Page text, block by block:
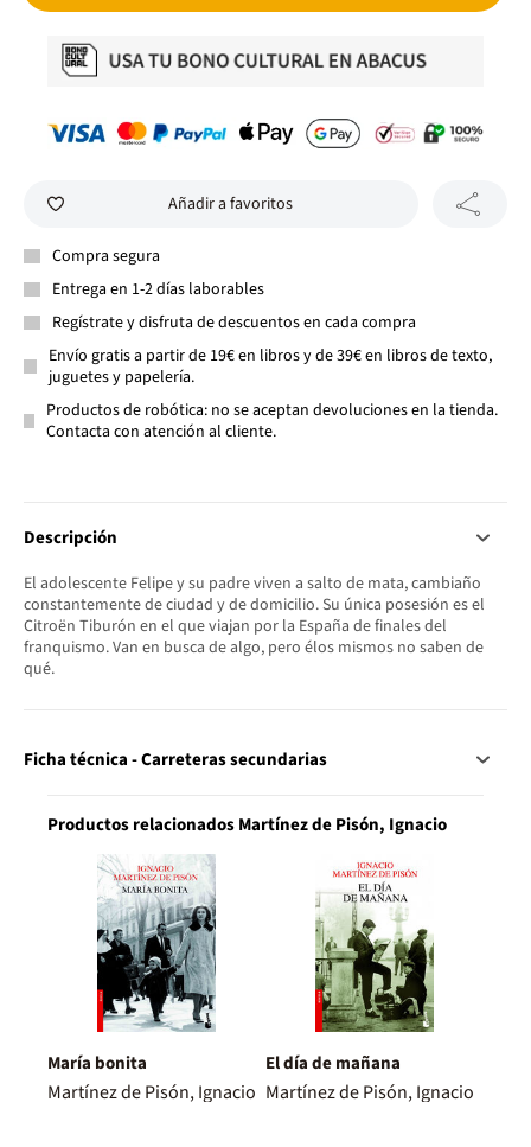
Añadir a favoritos
Compra segura
Entrega en 1-2 días laborables
Regístrate y disfruta de descuentos en cada compra
Envío gratis a partir de 19€ en libros y de 39€ en libros de texto,
juguetes y papelería.
Productos de robótica: no se aceptan devoluciones en la tienda.
Contacta con atención al cliente.
Descripción
El adolescente Felipe y su padre viven a salto de mata, cambiaño
constantemente de ciudad y de domicilio. Su única posesión es el
Citroën Tiburón en el que viajan por la España de finales del
franquismo. Van en busca de algo, pero élos mismos no saben de
qué.
Ficha técnica - Carreteras secundarias
Productos relacionados Martínez de Pisón, Ignacio
María bonita
Martínez de Pisón, Ignacio
El día de mañana
Martínez de Pisón, Ignacio